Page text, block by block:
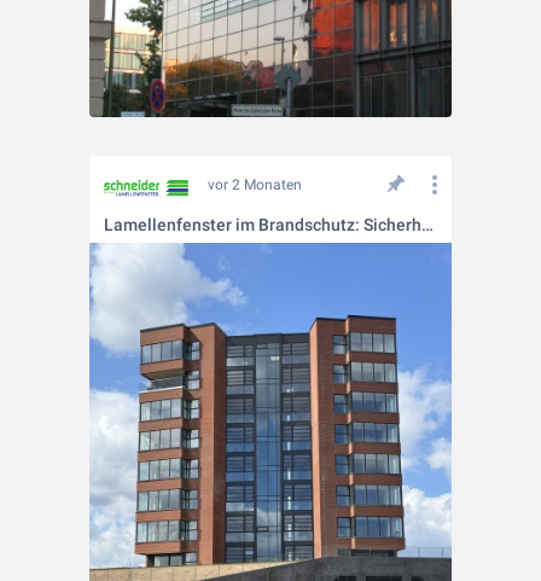
vor 2 Monaten
Lamellenfenster im Brandschutz: Sicherheit trifft auf Funktionalität